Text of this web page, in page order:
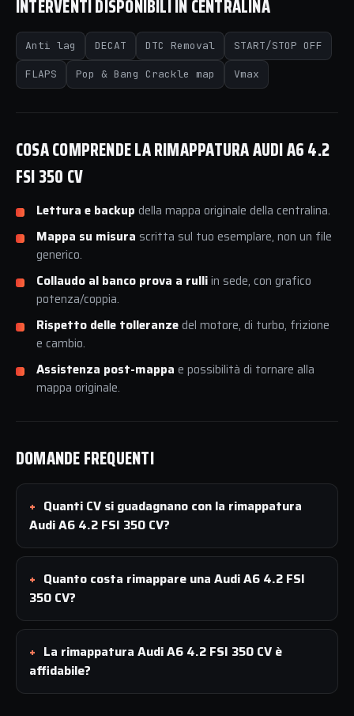
INTERVENTI DISPONIBILI IN CENTRALINA
Anti lag DECAT DTC Removal START/STOP OFF
FLAPS Pop & Bang Crackle map Vmax
COSA COMPRENDE LA RIMAPPATURA AUDI A6 4.2
FSI 350 CV
Lettura e backup della mappa originale della centralina.
Mappa su misura scritta sul tuo esemplare, non un file
generico.
Collaudo al banco prova a rulliin sede, con grafico
potenza/coppia.
Rispetto delle tolleranzedel motore, di turbo, frizione
e cambio.
Assistenza post-mappa e possibilità di tornare alla
mappa originale.
DOMANDE FREQUENTI
Quanti CV si guadagnano con la rimappatura
Audi A6 4.2 FSI 350 CV?
Quanto costa rimappare una Audi A6 4.2 FSI
350 CV?
La rimappatura Audi A6 4.2 FSI 350 CV è
affidabile?